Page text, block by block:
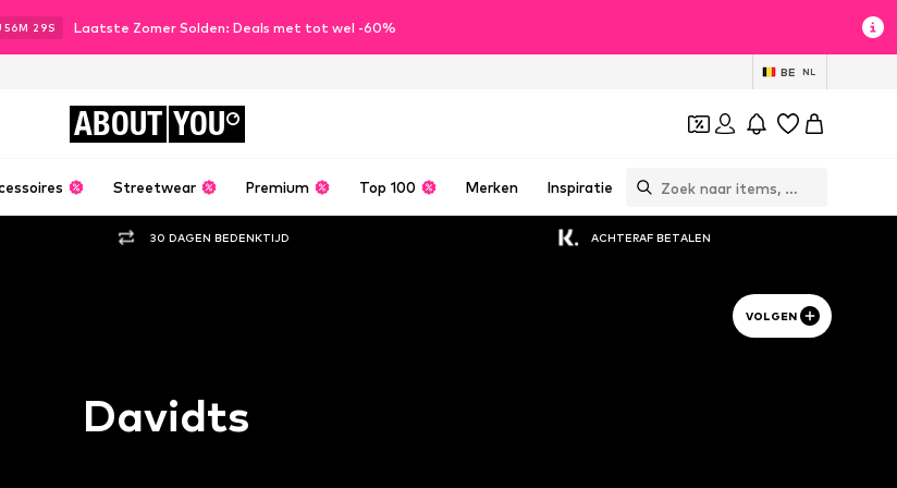
56M 29S Laatste Zomer Solden: Deals met tot wel -60%
BE NL
ABOUT YOU
Streetwear Premium Top 100 Merken Inspiratie
30 DAGEN BEDENKTIJD ACHTERAF BETALEN
VOLGEN
Davidts